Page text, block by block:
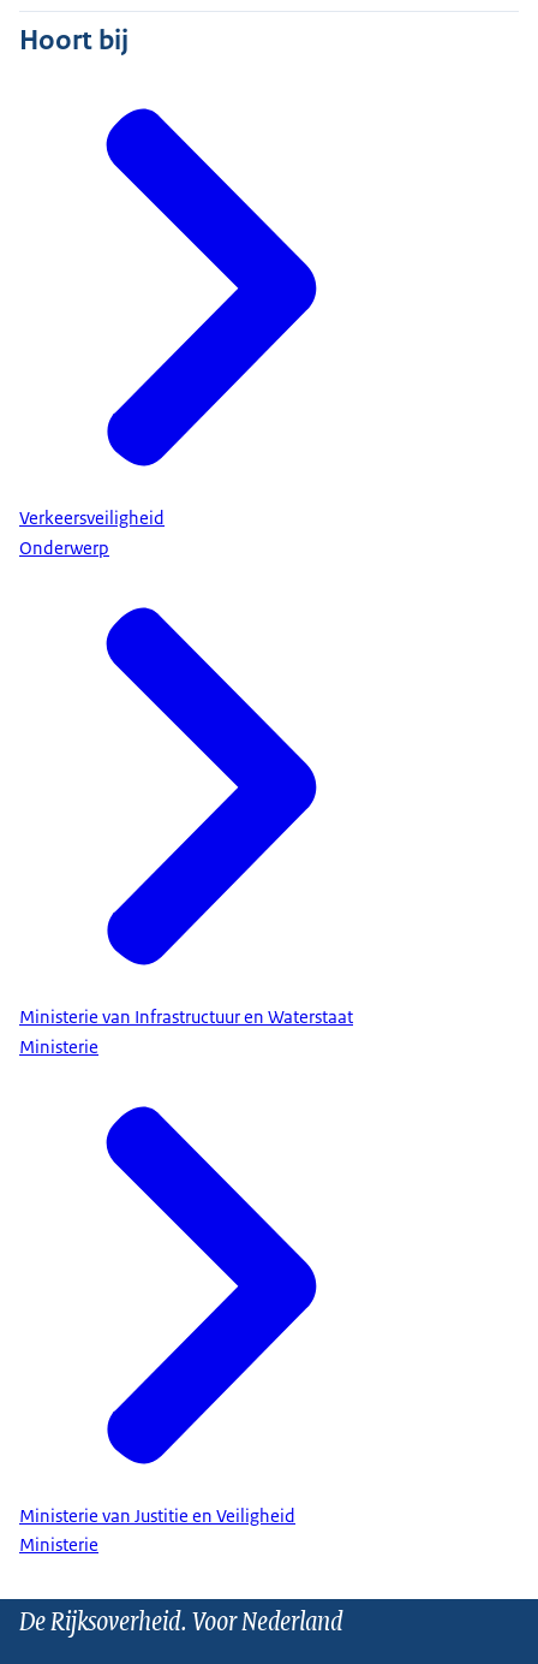
Hoort bij
Verkeersveiligheid
Onderwerp
Ministerie van Infrastructuur en Waterstaat
Ministerie
Ministerie van Justitie en Veiligheid
Ministerie
De Rijksoverheid. Voor Nederland